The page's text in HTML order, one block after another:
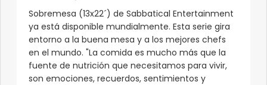
Sobremesa (13x22´) de Sabbatical Entertainment
ya está disponible mundialmente. Esta serie gira
entorno a la buena mesa y a los mejores chefs
en el mundo. "La comida es mucho más que la
fuente de nutrición que necesitamos para vivir,
son emociones, recuerdos, sentimientos y